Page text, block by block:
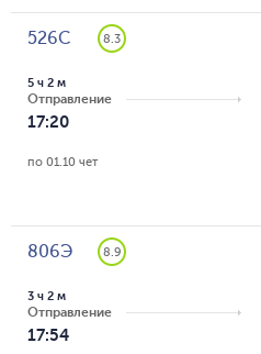
526С 8.3
Отправление
17:20
5 ч 2 м
по 01.10 чет
806Э 8.9
Отправление
17:54
3 ч 2 м